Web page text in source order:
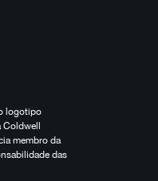
logotipo
membro da
das